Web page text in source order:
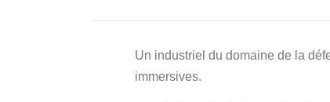
Un industriel du domaine de la
immersives.